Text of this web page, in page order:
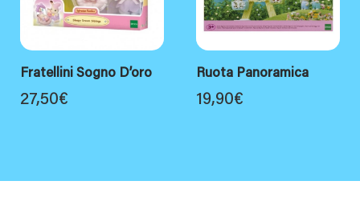
Fratellini Sogno D’oro
27,50€
Ruota Panoramica
19,90€